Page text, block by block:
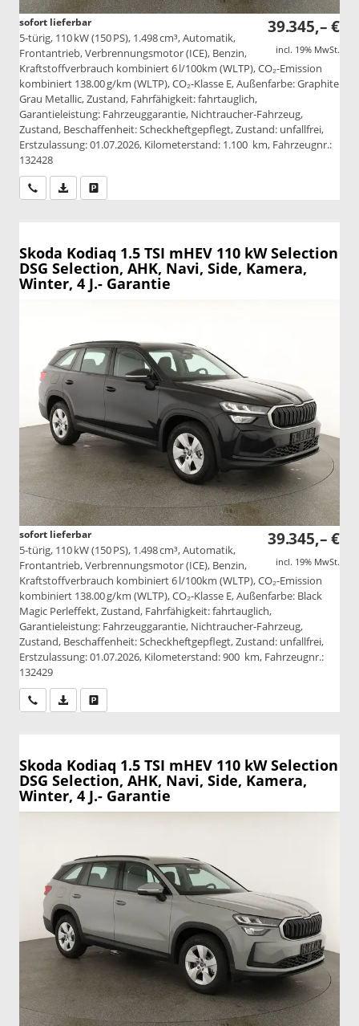
39.345,– €
incl. 19% MwSt.
sofort lieferbar
5-türig, 110 kW (150 PS), 1.498 cm³, Automatik,
Frontantrieb, Verbrennungsmotor (ICE), Benzin,
Kraftstoffverbrauch kombiniert 6 l/100km (WLTP), CO₂-Emission
kombiniert 138.00 g/km (WLTP), CO₂-Klasse E, Außenfarbe: Graphite
Grau Metallic, Zustand, Fahrfähigkeit: fahrtauglich,
Garantieleistung: Fahrzeuggarantie, Nichtraucher-Fahrzeug,
Zustand, Beschaffenheit: Scheckheftgepflegt, Zustand: unfallfrei,
Erstzulassung: 01.07.2026, Kilometerstand: 1.100 km, Fahrzeugnr.:
132428
Wir rufen Sie anPDF-Datei, Fahrzeugexposé drucken
Skoda Kodiaq 1.5 TSI mHEV 110 kW Selection
DSG Selection, AHK, Navi, Side, Kamera,
Winter, 4 J.- Garantie
39.345,– €
incl. 19% MwSt.
sofort lieferbar
5-türig, 110 kW (150 PS), 1.498 cm³, Automatik,
Frontantrieb, Verbrennungsmotor (ICE), Benzin,
Kraftstoffverbrauch kombiniert 6 l/100km (WLTP), CO₂-Emission
kombiniert 138.00 g/km (WLTP), CO₂-Klasse E, Außenfarbe: Black
Magic Perleffekt, Zustand, Fahrfähigkeit: fahrtauglich,
Garantieleistung: Fahrzeuggarantie, Nichtraucher-Fahrzeug,
Zustand, Beschaffenheit: Scheckheftgepflegt, Zustand: unfallfrei,
Erstzulassung: 01.07.2026, Kilometerstand: 900 km, Fahrzeugnr.:
132429
Wir rufen Sie anPDF-Datei, Fahrzeugexposé drucken
Skoda Kodiaq 1.5 TSI mHEV 110 kW Selection
DSG Selection, AHK, Navi, Side, Kamera,
Winter, 4 J.- Garantie